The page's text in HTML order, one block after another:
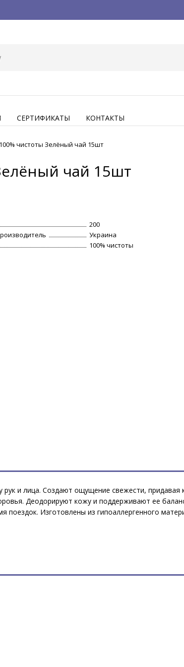
СЕРТИФИКАТЫ КОНТАКТЫ
чистоты Зелёный чай 15шт
чай 15шт
200
Украина
100% чистоты
и лица. Создают ощущение свежести, придавая
Деодорируют кожу и поддерживают ее
Изготовлены из гипоаллергенного